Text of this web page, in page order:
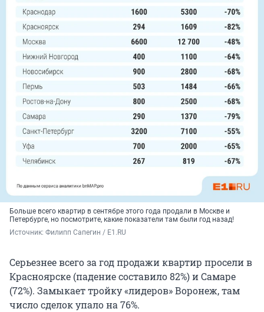
Больше всего квартир в сентябре этого года продали в Москве и
Петербурге, но посмотрите, какие показатели там были год назад!
Источник: Филипп Сапегин / E1.RU
Серьезнее всего за год продажи квартир просели в
Красноярске (падение составило 82%) и Самаре
(72%). Замыкает тройку «лидеров» Воронеж, там
число сделок упало на 76%.